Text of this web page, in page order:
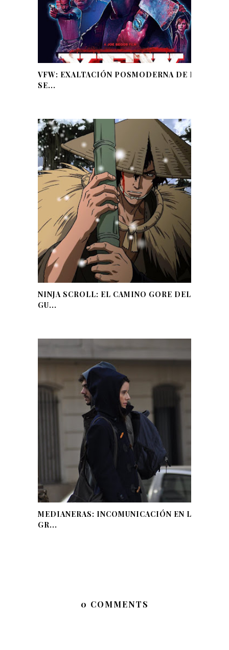
VFW: EXALTACIÓN POSMODERNA DE LA
SE...
NINJA SCROLL: EL CAMINO GORE DEL
GU...
MEDIANERAS: INCOMUNICACIÓN EN LA
GR...
0 COMMENTS